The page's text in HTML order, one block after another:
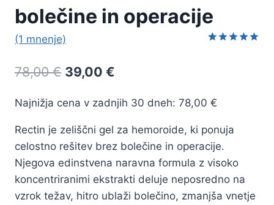
bolečine in operacije
(1 mnenje)
78,00€ Izvirna
je
bila:
78,00 €.
39,00 €
je:
39,00 €.
Najnižja cena v zadnjih 30 dneh: 78,00 €
Rectin je zeliščni gel za hemoroide, ki ponuja
celostno rešitev brez bolečine in operacije.
Njegova edinstvena naravna formula z visoko
koncentriranimi ekstrakti deluje neposredno na
vzrok težav, hitro ublaži bolečino, zmanjša vnetje